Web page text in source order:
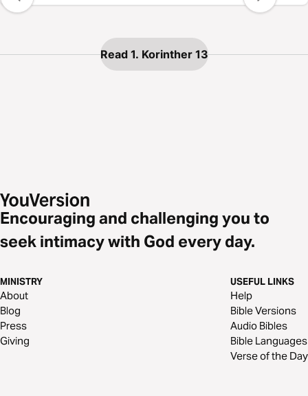
Read 1. Korinther 13
Encouraging and challenging you to
seek intimacy with God every day.
MINISTRY
About
Blog
Press
Giving
USEFUL LINKS
Help
Bible Versions
Audio Bibles
Bible Languages
Verse of the Day